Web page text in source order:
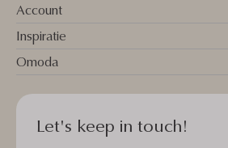
Account
Inspiratie
Omoda
Let's keep in touch!